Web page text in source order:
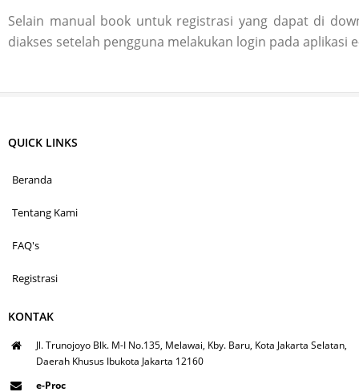
Selain manual book untuk registrasi yang dapat di
diakses setelah pengguna melakukan login pada aplikasi
QUICK LINKS
Beranda
Tentang Kami
FAQ's
Registrasi
KONTAK
Jl. Trunojoyo Blk. M-I No.135, Melawai, Kby. Baru, Kota Jakarta Selatan,
Daerah Khusus Ibukota Jakarta 12160
e-Proc